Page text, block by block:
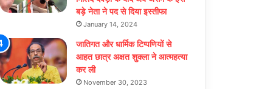
बड़े नेता ने पद से दिया इस्तीफा
January 14, 2024
जातिगत और धार्मिक टिप्पणियों से
आहत छात्र अक्षत शुक्ला ने आत्महत्या
कर ली
November 30, 2023